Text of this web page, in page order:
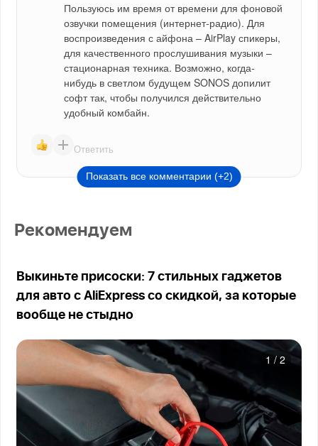
Пользуюсь им время от времени для фоновой
озвучки помещения (интернет-радио). Для
воспроизведения с айфона – AirPlay спикеры,
для качественного прослушивания музыки –
стационарная техника. Возможно, когда-
нибудь в светлом будущем SONOS допилит
софт так, чтобы получился действительно
удобный комбайн.
Ответить
Показать все комментарии (+2)
Рекомендуем
Выкиньте присоски: 7 стильных гаджетов
для авто с AliExpress со скидкой, за которые
вообще не стыдно
1 / 2